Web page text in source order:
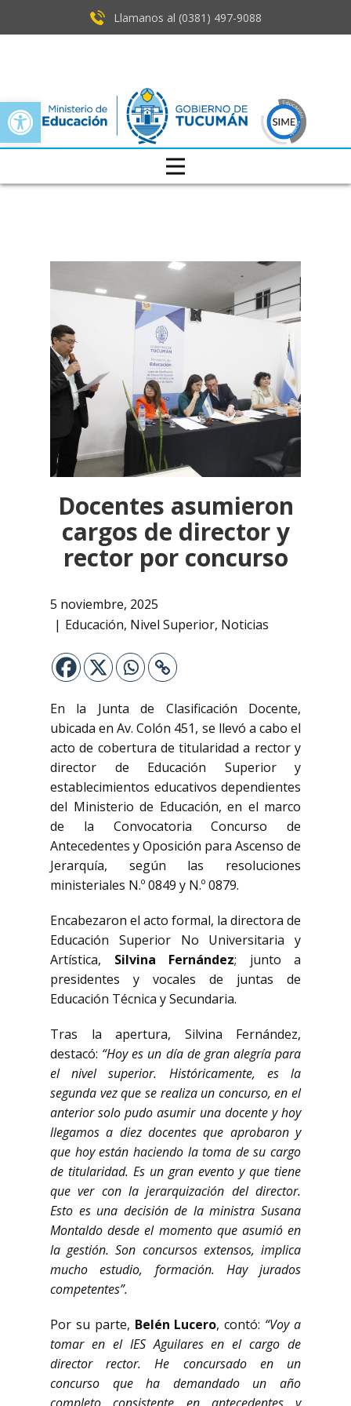
Open toolbar
Llamanos al (0381) ​497-9088
Docentes asumieron
cargos de director y
rector por concurso
5 noviembre, 2025
Educación, Nivel Superior, Noticias
En la Junta de Clasificación Docente,
ubicada en Av. Colón 451, se llevó a cabo el
acto de cobertura de titularidad a rector y
director de Educación Superior y
establecimientos educativos dependientes
del Ministerio de Educación, en el marco
de la Convocatoria Concurso de
Antecedentes y Oposición para Ascenso de
Jerarquía, según las resoluciones
ministeriales N.º 0849 y N.º 0879.
Encabezaron el acto formal, la directora de
Educación Superior No Universitaria y
Artística, Silvina Fernández; junto a
presidentes y vocales de juntas de
Educación Técnica y Secundaria.
Tras la apertura, Silvina Fernández,
destacó: “Hoy es un día de gran alegría para
el nivel superior. Históricamente, es la
segunda vez que se realiza un concurso, en el
anterior solo pudo asumir una docente y hoy
llegamos a diez docentes que aprobaron y
que hoy están haciendo la toma de su cargo
de titularidad. Es un gran evento y que tiene
que ver con la jerarquización del director.
Esto es una decisión de la ministra Susana
Montaldo desde el momento que asumió en
la gestión. Son concursos extensos, implica
mucho estudio, formación. Hay jurados
competentes”.
Por su parte, Belén Lucero, contó: “Voy a
tomar en el IES Aguilares en el cargo de
director rector. He concursado en un
concurso que ha demandado un año